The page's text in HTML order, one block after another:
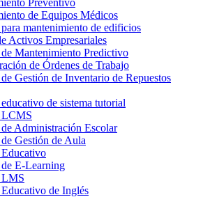
Preventivo
de Equipos Médicos
mantenimiento de edificios
Activos Empresariales
Mantenimiento Predictivo
de Órdenes de Trabajo
Gestión de Inventario de Repuestos
de sistema tutorial
LCMS
Administración Escolar
Gestión de Aula
E-Learning
LMS
de Inglés